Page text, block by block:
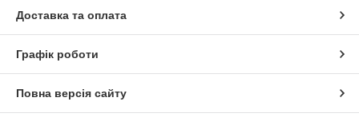
Доставка та оплата
Графік роботи
Повна версія сайту